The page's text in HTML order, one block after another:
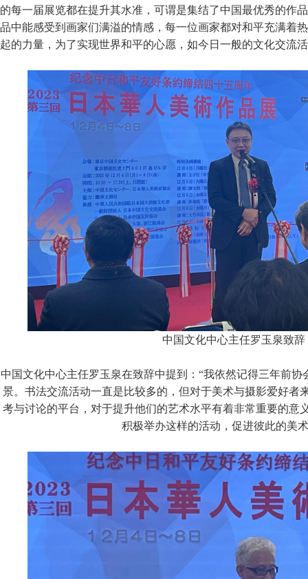
的每一届展览都在提升其水准，可谓是集结了中国最优秀的作
品中能感受到画家们满溢的情感，每一位画家都对和平充满着
起的力量，为了实现世界和平的心愿，如今日一般的文化交流
中国文化中心主任罗玉泉致辞
中国文化中心主任罗玉泉在致辞中提到：“我依然记得三年前
景。书法交流活动一直是比较多的，但对于美术与摄影爱好者
考与讨论的平台，对于提升他们的艺术水平有着非常重要的意
积极举办这样的活动，促进彼此的美